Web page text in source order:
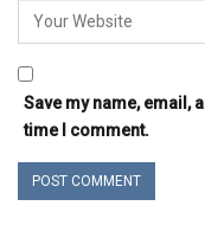
Save my name, email,
time I comment.